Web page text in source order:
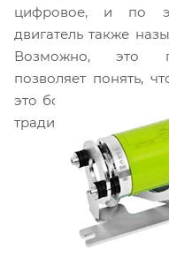
цифровое, и по
двигатель также
Возможно, это
позволяет понять,
это большой
традиционными